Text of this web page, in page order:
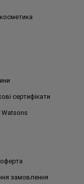
сертифікати
Watsons
замовлення